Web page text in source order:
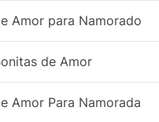
Amor para Namorado
de Amor
Amor Para Namorada